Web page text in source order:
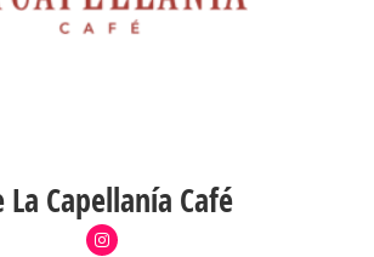
La Capellanía Café